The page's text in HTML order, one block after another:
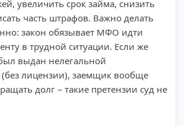
увеличить срок займа, снизить
часть штрафов. Важно делать
закон обязывает МФО идти
в трудной ситуации. Если же
выдан нелегальной
(без лицензии), заемщик вообще
долг – такие претензии суд не